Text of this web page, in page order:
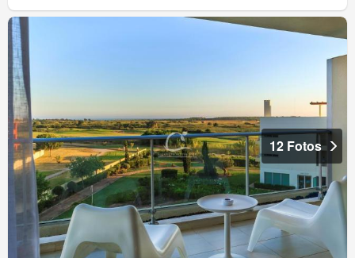
12 Fotos